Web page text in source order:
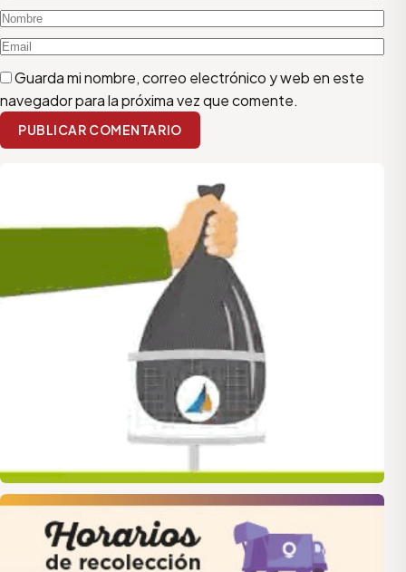
Guarda mi nombre, correo electrónico y web en este
navegador para la próxima vez que comente.
PUBLICAR COMENTARIO
quilmes